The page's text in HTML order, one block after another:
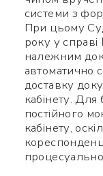
системи з
При цьому
року у
належним
автоматично
доставку
кабінету. Для
постійного
кабінету,
Номер
Яке
code,
додати